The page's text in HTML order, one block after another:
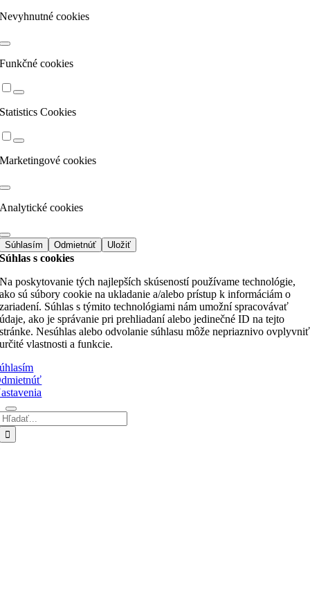
Nevyhnutné cookies
Funkčné cookies
Statistics Cookies
Marketingové cookies
Analytické cookies
Súhlasím Odmietnúť Uložiť
Súhlas s cookies
Na poskytovanie tých najlepších skúseností používame technológie,
ako sú súbory cookie na ukladanie a/alebo prístup k informáciám o
zariadení. Súhlas s týmito technológiami nám umožní spracovávať
údaje, ako je správanie pri prehliadaní alebo jedinečné ID na tejto
stránke. Nesúhlas alebo odvolanie súhlasu môže nepriaznivo ovplyvniť
určité vlastnosti a funkcie.